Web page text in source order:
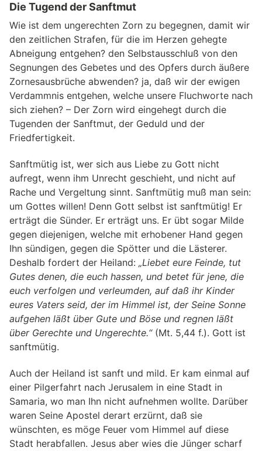
Die Tugend der Sanftmut
Wie ist dem ungerechten Zorn zu begegnen, damit wir
den zeitlichen Strafen, für die im Herzen gehegte
Abneigung entgehen? den Selbstausschluß von den
Segnungen des Gebetes und des Opfers durch äußere
Zornesausbrüche abwenden? ja, daß wir der ewigen
Verdammnis entgehen, welche unsere Fluchworte nach
sich ziehen? – Der Zorn wird eingehegt durch die
Tugenden der Sanftmut, der Geduld und der
Friedfertigkeit.
Sanftmütig ist, wer sich aus Liebe zu Gott nicht
aufregt, wenn ihm Unrecht geschieht, und nicht auf
Rache und Vergeltung sinnt. Sanftmütig muß man sein:
um Gottes willen! Denn Gott selbst ist sanftmütig! Er
erträgt die Sünder. Er erträgt uns. Er übt sogar Milde
gegen diejenigen, welche mit erhobener Hand gegen
Ihn sündigen, gegen die Spötter und die Lästerer.
Deshalb fordert der Heiland: „Liebet eure Feinde, tut
Gutes denen, die euch hassen, und betet für jene, die
euch verfolgen und verleumden, auf daß ihr Kinder
eures Vaters seid, der im Himmel ist, der Seine Sonne
aufgehen läßt über Gute und Böse und regnen läßt
über Gerechte und Ungerechte.“(Mt. 5,44 f.). Gott ist
sanftmütig.
Auch der Heiland ist sanft und mild. Er kam einmal auf
einer Pilgerfahrt nach Jerusalem in eine Stadt in
Samaria, wo man Ihn nicht aufnehmen wollte. Darüber
waren Seine Apostel derart erzürnt, daß sie
wünschten, es möge Feuer vom Himmel auf diese
Stadt herabfallen. Jesus aber wies die Jünger scharf